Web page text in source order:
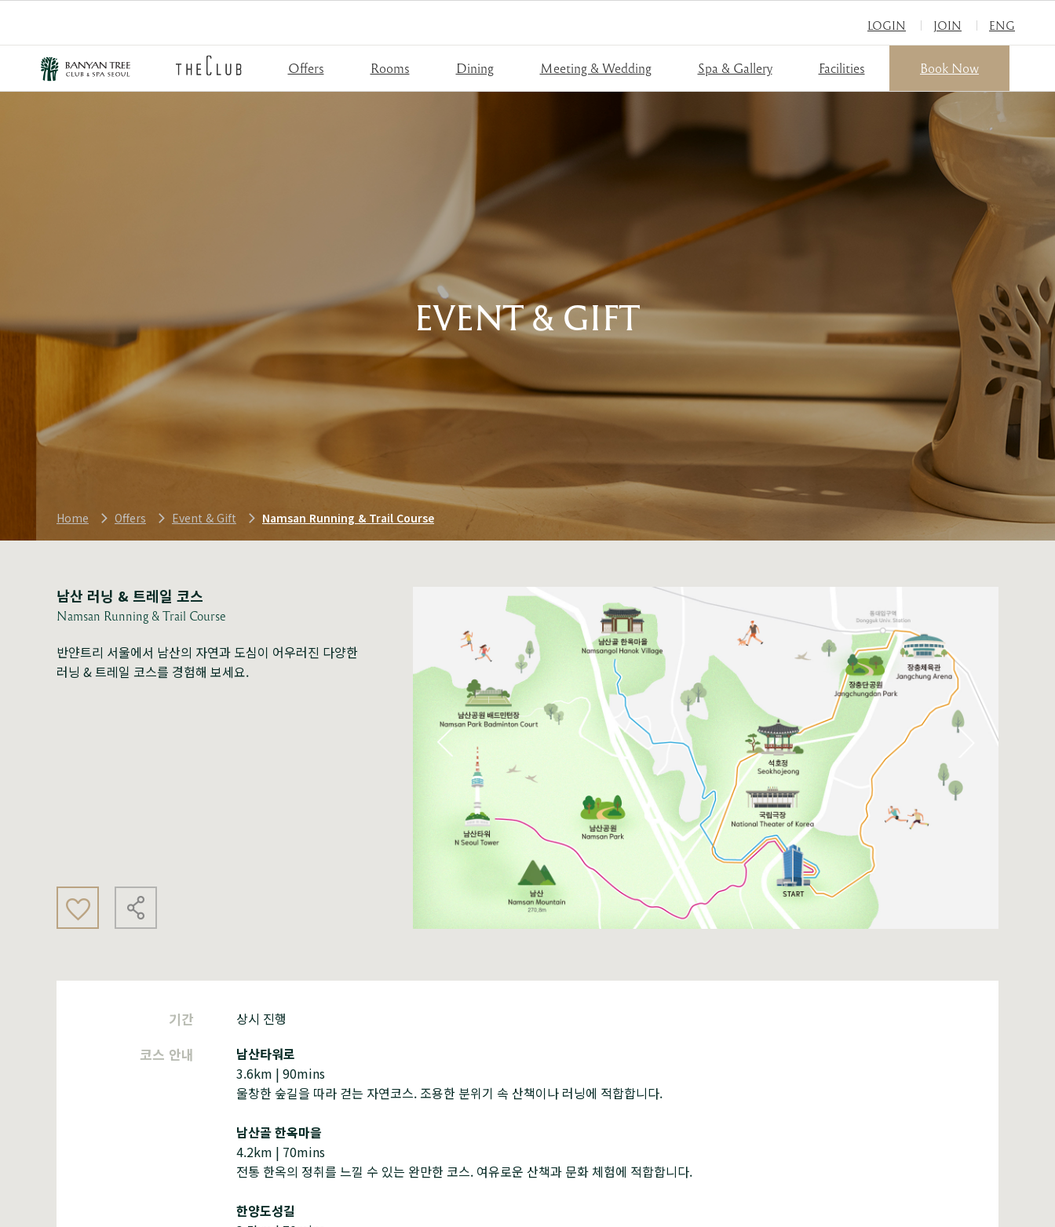
Offers Rooms Dining Meeting & Wedding Spa & Gallery Facilities Book Now
LOGIN JOIN ENG
EVENT & GIFT
Home Offers Event & Gift Namsan Running & Trail Course
남산 러닝 & 트레일 코스
Namsan Running & Trail Course
반얀트리 서울에서 남산의 자연과 도심이 어우러진 다양한
러닝 & 트레일 코스를 경험해 보세요.
기간 상시 진행
코스 안내
남산타워로
3.6km | 90mins
울창한 숲길을 따라 걷는 자연코스. 조용한 분위기 속 산책이나 러닝에 적합합니다.
남산골 한옥마을
4.2km | 70mins
전통 한옥의 정취를 느낄 수 있는 완만한 코스. 여유로운 산책과 문화 체험에 적합합니다.
한양도성길